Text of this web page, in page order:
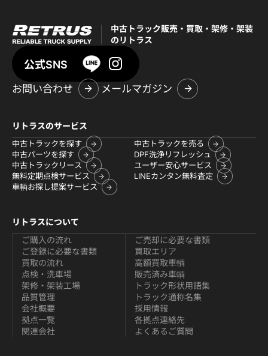
中古トラック販売・買取・架修・架装
のリトラス
公式SNS
お問い合わせ
メールマガジン
リトラスのサービス
中古トラックを探す
中古トラックを売る
中古パーツを探す
DPF洗浄リフレッシュ
中古トラックリース
ユーザー安心サービス
無料定期点検サービス
LINEカンタン無料査定
車輌お探し提案サービス
リトラスについて
ご購入の流れ
ご登録に必要な書類
買取の流れ
ご売却に必要な書類
買取エリア
高額買取車輌
点検・洗車場
架修・架装工場
品質管理
販売済み車輌
トラック形状用語集
トラック通称名集
会社概要
拠点一覧
関連会社
採用情報
各拠点連絡先
よくあるご質問